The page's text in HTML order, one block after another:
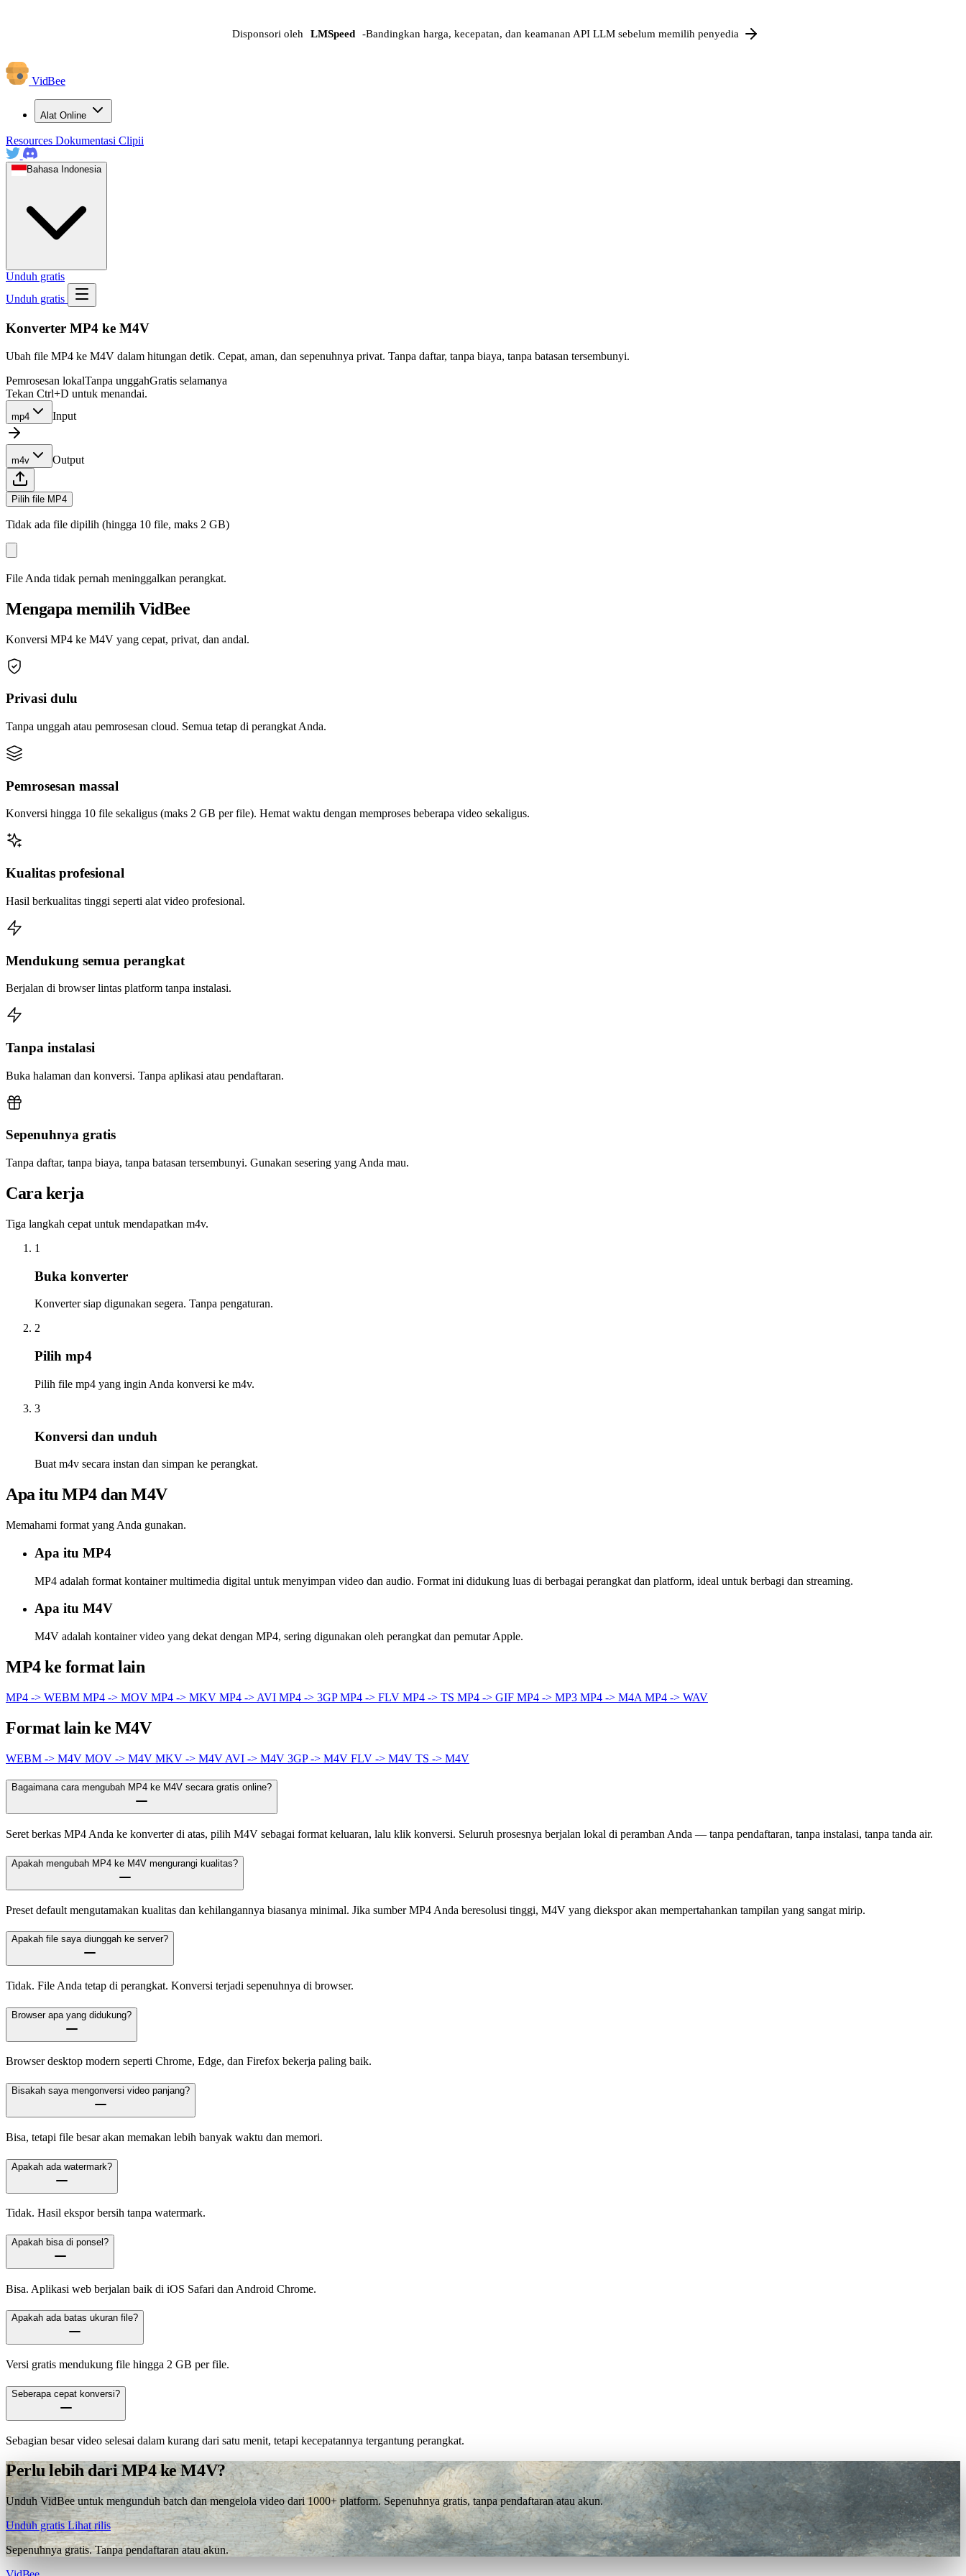
Disponsori oleh LMSpeed -Bandingkan harga, kecepatan, dan keamanan API LLM sebelum memilih penyedia
VidBee
Alat Online
Resources Dokumentasi Clipii
Bahasa Indonesia
Unduh gratis
Unduh gratis
Konverter MP4 ke M4V
Ubah file MP4 ke M4V dalam hitungan detik. Cepat, aman, dan sepenuhnya privat. Tanpa daftar, tanpa biaya, tanpa batasan tersembunyi.
Pemrosesan lokalTanpa unggahGratis selamanya
Tekan Ctrl+D untuk menandai.
mp4 Input
m4v Output
Pilih file MP4
Tidak ada file dipilih (hingga 10 file, maks 2 GB)
File Anda tidak pernah meninggalkan perangkat.
Mengapa memilih VidBee
Konversi MP4 ke M4V yang cepat, privat, dan andal.
Privasi dulu
Tanpa unggah atau pemrosesan cloud. Semua tetap di perangkat Anda.
Pemrosesan massal
Konversi hingga 10 file sekaligus (maks 2 GB per file). Hemat waktu dengan memproses beberapa video sekaligus.
Kualitas profesional
Hasil berkualitas tinggi seperti alat video profesional.
Mendukung semua perangkat
Berjalan di browser lintas platform tanpa instalasi.
Tanpa instalasi
Buka halaman dan konversi. Tanpa aplikasi atau pendaftaran.
Sepenuhnya gratis
Tanpa daftar, tanpa biaya, tanpa batasan tersembunyi. Gunakan sesering yang Anda mau.
Cara kerja
Tiga langkah cepat untuk mendapatkan m4v.
1
Buka konverter
Konverter siap digunakan segera. Tanpa pengaturan.
2
Pilih mp4
Pilih file mp4 yang ingin Anda konversi ke m4v.
3
Konversi dan unduh
Buat m4v secara instan dan simpan ke perangkat.
Apa itu MP4 dan M4V
Memahami format yang Anda gunakan.
Apa itu MP4
MP4 adalah format kontainer multimedia digital untuk menyimpan video dan audio. Format ini didukung luas di berbagai perangkat dan platform, ideal untuk berbagi dan streaming.
Apa itu M4V
M4V adalah kontainer video yang dekat dengan MP4, sering digunakan oleh perangkat dan pemutar Apple.
MP4 ke format lain
MP4 -> WEBM MP4 -> MOV MP4 -> MKV MP4 -> AVI MP4 -> 3GPMP4 -> FLV MP4 -> TS MP4 -> GIF MP4 -> MP3 MP4 -> M4A MP4 -> WAV
Format lain ke M4V
WEBM -> M4V MOV -> M4V MKV -> M4V AVI -> M4V 3GP -> M4V FLV -> M4V TS -> M4V
Bagaimana cara mengubah MP4 ke M4V secara gratis online?
Seret berkas MP4 Anda ke konverter di atas, pilih M4V sebagai format keluaran, lalu klik konversi. Seluruh prosesnya berjalan lokal di peramban Anda — tanpa pendaftaran, tanpa instalasi, tanpa tanda air.
Apakah mengubah MP4 ke M4V mengurangi kualitas?
Preset default mengutamakan kualitas dan kehilangannya biasanya minimal. Jika sumber MP4 Anda beresolusi tinggi, M4V yang diekspor akan mempertahankan tampilan yang sangat mirip.
Apakah file saya diunggah ke server?
Tidak. File Anda tetap di perangkat. Konversi terjadi sepenuhnya di browser.
Browser apa yang didukung?
Browser desktop modern seperti Chrome, Edge, dan Firefox bekerja paling baik.
Bisakah saya mengonversi video panjang?
Bisa, tetapi file besar akan memakan lebih banyak waktu dan memori.
Apakah ada watermark?
Tidak. Hasil ekspor bersih tanpa watermark.
Apakah bisa di ponsel?
Bisa. Aplikasi web berjalan baik di iOS Safari dan Android Chrome.
Apakah ada batas ukuran file?
Versi gratis mendukung file hingga 2 GB per file.
Seberapa cepat konversi?
Sebagian besar video selesai dalam kurang dari satu menit, tetapi kecepatannya tergantung perangkat.
Perlu lebih dari MP4 ke M4V?
Unduh VidBee untuk mengunduh batch dan mengelola video dari 1000+ platform. Sepenuhnya gratis, tanpa pendaftaran atau akun.
Unduh gratis Lihat rilis
Sepenuhnya gratis. Tanpa pendaftaran atau akun.